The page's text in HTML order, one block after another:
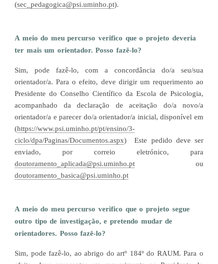
(sec_pedagogica@psi.uminho.pt).
A meio do meu percurso verifico que o projeto deveria
ter mais um orientador. Posso fazê-lo?
Sim, pode fazê-lo, com a concordância do/a seu/sua
orientador/a. Para o efeito, deve dirigir um requerimento ao
Presidente do Conselho Científico da Escola de Psicologia,
acompanhado da declaração de aceitação do/a novo/a
orientador/a e parecer do/a orientador/a inicial, disponível em
(https://www.psi.uminho.pt/pt/ensino/3-
ciclo/dpa/Paginas/Documentos.aspx) Este pedido deve ser
enviado, por correio eletrónico, para
doutoramento_aplicada@psi.uminho.pt ou
doutoramento_basica@psi.uminho.pt
A meio do meu percurso verifico que o projeto segue
outro tipo de investigação, e pretendo mudar de
orientadores. Posso fazê-lo?
Sim, pode fazê-lo, ao abrigo do artº 184º do RAUM. Para o